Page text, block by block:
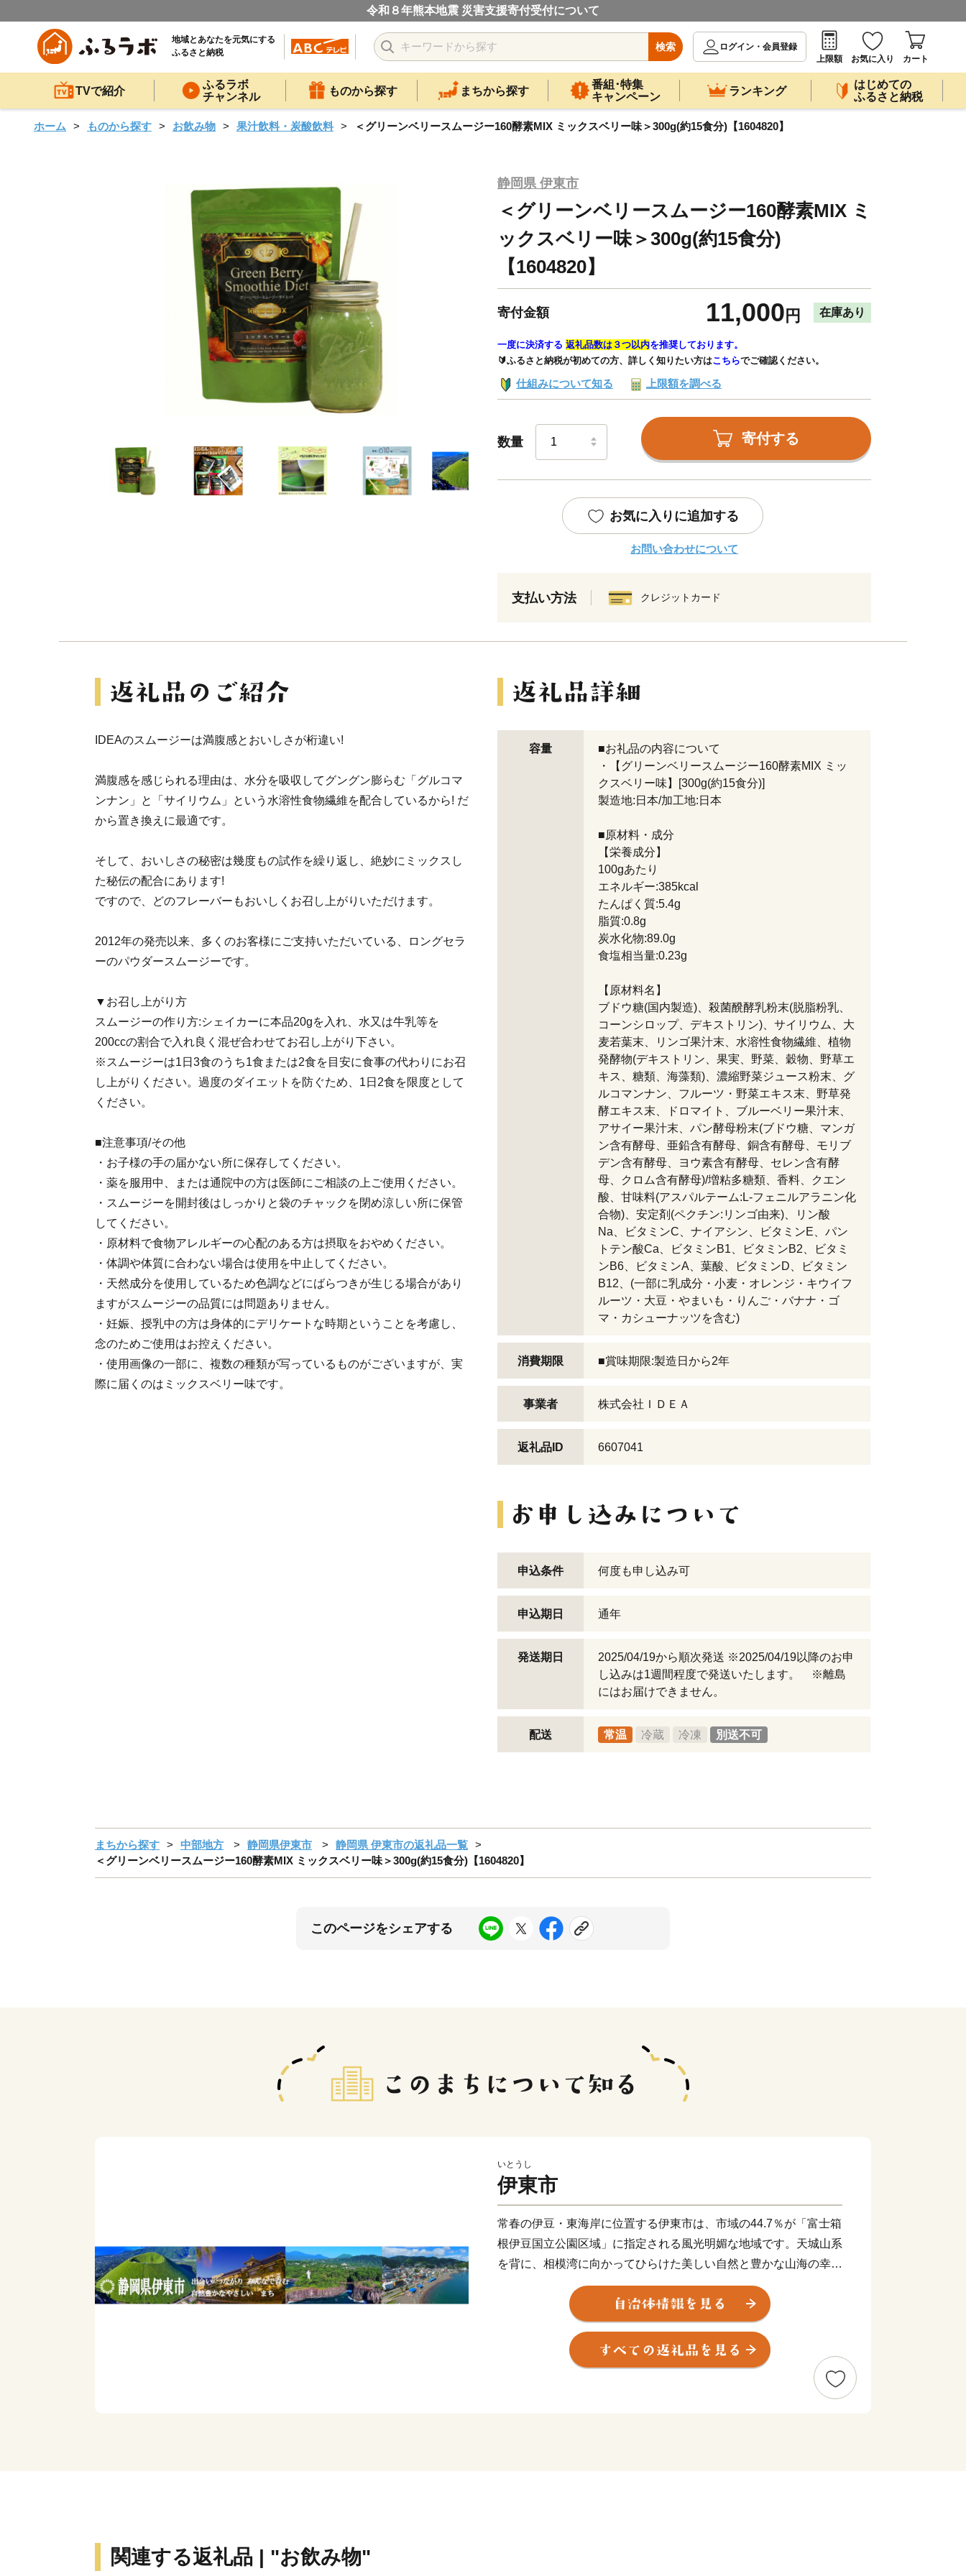
令和８年熊本地震 災害支援寄付受付について
地域とあなたを元気にする
ふるさと納税
検索
ログイン・会員登録
上限額
お気に入り カート
TVで紹介
ふるラボ
チャンネル
ものから探す まちから探す
番組･特集
キャンペーン
ランキング
はじめての
ふるさと納税
ホーム ものから探す お飲み物 果汁飲料・炭酸飲料 ＜グリーンベリースムージー160酵素MIX ミックスベリー味＞300g(約15食分)【1604820】
静岡県 伊東市
＜グリーンベリースムージー160酵素MIX ミ
ックスベリー味＞300g(約15食分)
【1604820】
寄付金額 11,000 円 在庫あり
一度に決済する 返礼品数は３つ以内を推奨しております。
🔰ふるさと納税が初めての方、詳しく知りたい方はこちらでご確認ください。
仕組みについて知る 上限額を調べる
数量 寄付する
お気に入りに追加する
お問い合わせについて
支払い方法 クレジットカード
IDEAのスムージーは満腹感とおいしさが桁違い!
満腹感を感じられる理由は、水分を吸収してグングン膨らむ「グルコマ
ンナン」と「サイリウム」という水溶性食物繊維を配合しているから! だ
から置き換えに最適です。
そして、おいしさの秘密は幾度もの試作を繰り返し、絶妙にミックスし
た秘伝の配合にあります!
ですので、どのフレーバーもおいしくお召し上がりいただけます。
2012年の発売以来、多くのお客様にご支持いただいている、ロングセラ
ーのパウダースムージーです。
▼お召し上がり方
スムージーの作り方:シェイカーに本品20gを入れ、水又は牛乳等を
200ccの割合で入れ良く混ぜ合わせてお召し上がり下さい。
※スムージーは1日3食のうち1食または2食を目安に食事の代わりにお召
し上がりください。過度のダイエットを防ぐため、1日2食を限度として
ください。
■注意事項/その他
・お子様の手の届かない所に保存してください。
・薬を服用中、または通院中の方は医師にご相談の上ご使用ください。
・スムージーを開封後はしっかりと袋のチャックを閉め涼しい所に保管
してください。
・原材料で食物アレルギーの心配のある方は摂取をおやめください。
・体調や体質に合わない場合は使用を中止してください。
・天然成分を使用しているため色調などにばらつきが生じる場合があり
ますがスムージーの品質には問題ありません。
・妊娠、授乳中の方は身体的にデリケートな時期ということを考慮し、
念のためご使用はお控えください。
・使用画像の一部に、複数の種類が写っているものがございますが、実
際に届くのはミックスベリー味です。
容量
■お礼品の内容について
・【グリーンベリースムージー160酵素MIX ミッ
クスベリー味】[300g(約15食分)]
製造地:日本/加工地:日本
■原材料・成分
【栄養成分】
100gあたり
エネルギー:385kcal
たんぱく質:5.4g
脂質:0.8g
炭水化物:89.0g
食塩相当量:0.23g
【原材料名】
ブドウ糖(国内製造)、殺菌醗酵乳粉末(脱脂粉乳、
コーンシロップ、デキストリン)、サイリウム、大
麦若葉末、リンゴ果汁末、水溶性食物繊維、植物
発酵物(デキストリン、果実、野菜、穀物、野草エ
キス、糖類、海藻類)、濃縮野菜ジュース粉末、グ
ルコマンナン、フルーツ・野菜エキス末、野草発
酵エキス末、ドロマイト、ブルーベリー果汁末、
アサイー果汁末、パン酵母粉末(ブドウ糖、マンガ
ン含有酵母、亜鉛含有酵母、銅含有酵母、モリブ
デン含有酵母、ヨウ素含有酵母、セレン含有酵
母、クロム含有酵母)/増粘多糖類、香料、クエン
酸、甘味料(アスパルテーム:L-フェニルアラニン化
合物)、安定剤(ペクチン:リンゴ由来)、リン酸
Na、ビタミンC、ナイアシン、ビタミンE、パン
トテン酸Ca、ビタミンB1、ビタミンB2、ビタミ
ンB6、ビタミンA、葉酸、ビタミンD、ビタミン
B12、(一部に乳成分・小麦・オレンジ・キウイフ
ルーツ・大豆・やまいも・りんご・バナナ・ゴ
マ・カシューナッツを含む)
消費期限 ■賞味期限:製造日から2年
事業者 株式会社ＩＤＥＡ
返礼品ID 6607041
申込条件 何度も申し込み可
申込期日 通年
発送期日
2025/04/19から順次発送 ※2025/04/19以降のお申
し込みは1週間程度で発送いたします。 ※離島
にはお届けできません。
配送 常温 冷蔵 冷凍 別送不可
まちから探す 中部地方 静岡県伊東市
静岡県 伊東市の返礼品一覧
＜グリーンベリースムージー160酵素MIX ミックスベリー味＞300g(約15食分)【1604820】
このページをシェアする
いとうし
伊東市
常春の伊豆・東海岸に位置する伊東市は、市域の44.7％が「富士箱
根伊豆国立公園区域」に指定される風光明媚な地域です。天城山系
を背に、相模湾に向かってひらけた美しい自然と豊かな山海の幸に
恵まれた明るい温泉リゾート地として多くの人を魅了しています。
また、伊豆半島は２０１８年にユネスコ世界ジオパークに認定さ
れ、市内には大室山や城ケ崎祈願などのジオサイトが数多く点在し
ています。これだけの豊かな自然に囲まれていながら、首都圏まで
新幹線を使えば約９０分というアクセスの良さも魅力の一つです。
四季を通じて温暖な気候に恵まれた環境の中で、市民は生涯にわた
関連する返礼品 | "お飲み物"